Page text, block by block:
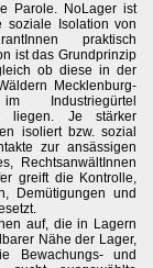
Parole. NoLager ist
soziale Isolation von
praktisch
ist das Grundprinzip
ob diese in der
Mecklenburg-
Industriegürtel
liegen. Je stärker
isoliert bzw. sozial
zur ansässigen
RechtsanwältInnen
greift die Kontrolle,
Demütigungen und
auf, die in Lagern
Nähe der Lager,
Bewachungs- und